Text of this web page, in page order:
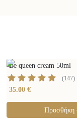
Be queen cream 50ml
(147)
35.00 €
Προσθήκη